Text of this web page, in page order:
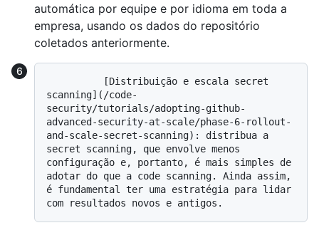
automática por equipe e por idioma em toda a
empresa, usando os dados do repositório
coletados anteriormente.
scanning](/code-
security/tutorials/adopting-github-
advanced-security-at-scale/phase-6-rollout-
and-scale-secret-scanning): distribua a
secret scanning, que envolve menos
configuração e, portanto, é mais simples de
adotar do que a code scanning. Ainda assim,
é fundamental ter uma estratégia para lidar